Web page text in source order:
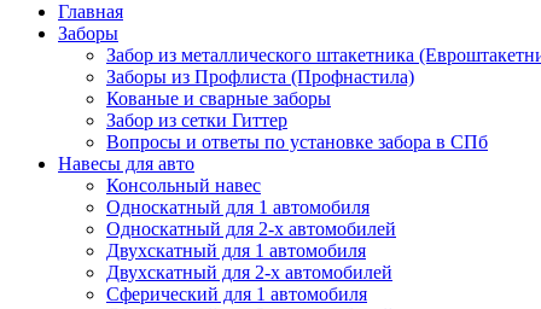
Главная
Заборы
Забор из металлического штакетника
Заборы из Профлиста (Профнастила)
Кованые и сварные заборы
Забор из сетки Гиттер
Вопросы и ответы по установке забора в СПб
Навесы для авто
Консольный навес
Односкатный для 1 автомобиля
Односкатный для 2-х автомобилей
Двухскатный для 1 автомобиля
Двухскатный для 2-х автомобилей
Сферический для 1 автомобиля